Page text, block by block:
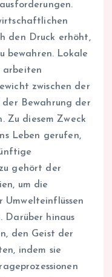
den Druck erhöht,
bewahren. Lokale
arbeiten
zwischen der
der Bewahrung der
Zu diesem Zweck
Leben gerufen,
gehört der
um die
Umwelteinflüssen
Darüber hinaus
den Geist der
indem sie